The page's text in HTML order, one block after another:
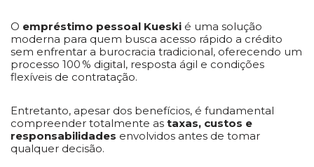
O empréstimo pessoal Kueski é uma solução
moderna para quem busca acesso rápido a crédito
sem enfrentar a burocracia tradicional, oferecendo um
processo 100 % digital, resposta ágil e condições
flexíveis de contratação.
Entretanto, apesar dos benefícios, é fundamental
compreender totalmente as taxas, custos e
responsabilidades envolvidos antes de tomar
qualquer decisão.